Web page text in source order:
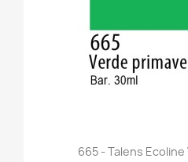
665 - Talens